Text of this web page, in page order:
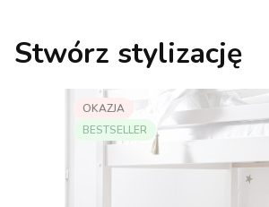
Stwórz stylizację
OKAZJA
BESTSELLER